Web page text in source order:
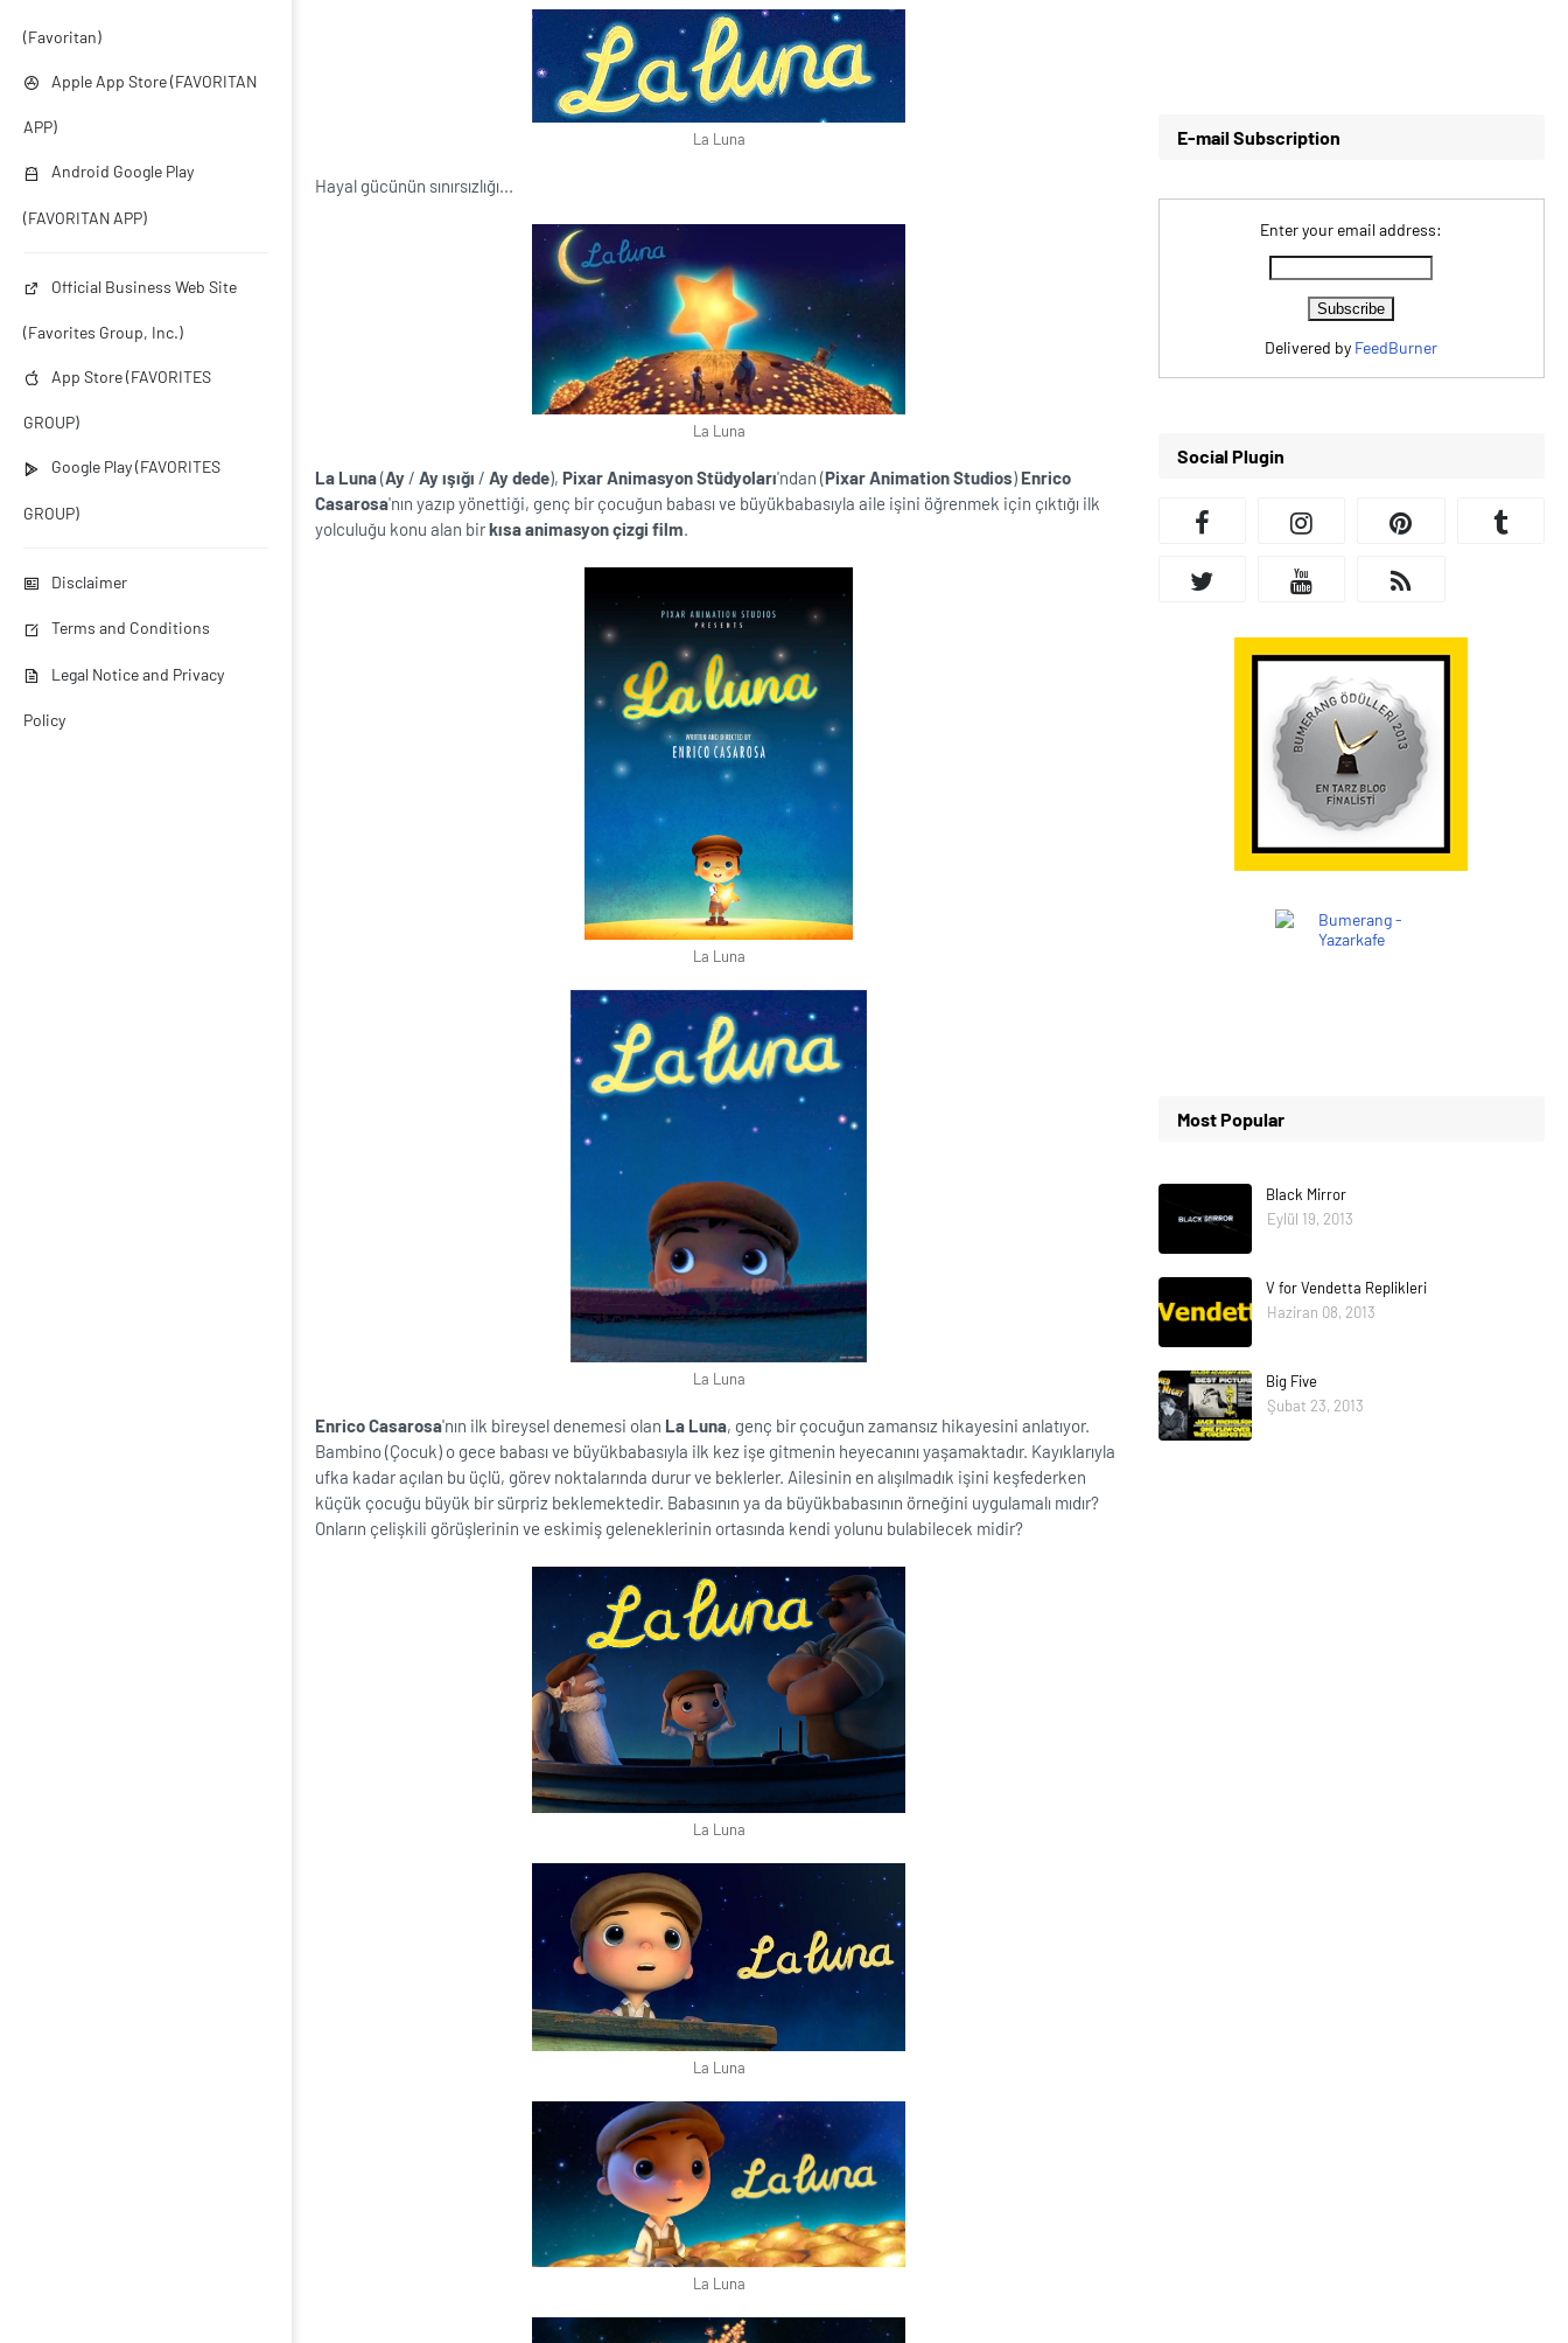
(Favoritan)
Apple App Store (FAVORITAN
APP)
Android Google Play
(FAVORITAN APP)
Official Business Web Site
(Favorites Group, Inc.)
App Store (FAVORITES
GROUP)
Google Play (FAVORITES
GROUP)
Disclaimer
Terms and Conditions
Legal Notice and Privacy
Policy
La Luna
Hayal gücünün sınırsızlığı...
La Luna
La Luna(Ay / Ay ışığı / Ay dede), Pixar Animasyon Stüdyoları'ndan (Pixar Animation Studios) Enrico
Casarosa'nın yazıp yönettiği, genç bir çocuğun babası ve büyükbabasıyla aile işini öğrenmek için çıktığı ilk
yolculuğu konu alan birkısa animasyon çizgi film.
La Luna
La Luna
Enrico Casarosa'nın ilk bireysel denemesi olan La Luna, genç bir çocuğun zamansız hikayesini anlatıyor.
Bambino (Çocuk) o gece babası ve büyükbabasıyla ilk kez işe gitmenin heyecanını yaşamaktadır. Kayıklarıyla
ufka kadar açılan bu üçlü, görev noktalarında durur ve beklerler. Ailesinin en alışılmadık işini keşfederken
küçük çocuğu büyük bir sürpriz beklemektedir. Babasının ya da büyükbabasının örneğini uygulamalı mıdır?
Onların çelişkili görüşlerinin ve eskimiş geleneklerinin ortasında kendi yolunu bulabilecek midir?
La Luna
La Luna
La Luna
E-mail Subscription
Enter your email address:
Delivered by FeedBurner
Social Plugin
Most Popular
Black Mirror
Eylül 19, 2013
V for Vendetta Replikleri
Haziran 08, 2013
Big Five
Şubat 23, 2013